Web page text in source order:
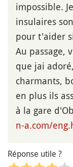
impossible.
insulaires
pour t'aider
Au passage,
que jai
charmants,
en plus ils
à la gare
n-a.com/
Réponse utile ?